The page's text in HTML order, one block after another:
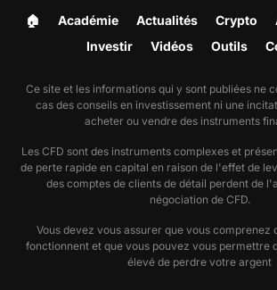
🏠︎ Académie Actualités Crypto
Investir Vidéos Outils
Ce site et les informations qui y sont publiées ne
cas des conseils en investissement ni une
acheter ou vendre des instruments
Les CFD sont des instruments complexes et
de perte rapide en capital en raison de l'effet de
des comptes de clients de détail perdent de
négociation de CFD.
Vous devez vous assurer que vous comprenez
fonctionnent et que vous pouvez vous permettre
élevé de perdre votre argent